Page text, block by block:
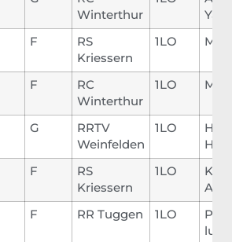
Winterthur
F
RS
Kriessern
1LO
F
RC
Winterthur
1LO
G
RRTV
Weinfelden
1LO
F
RS
Kriessern
1LO
F RR Tuggen 1LO
Pas